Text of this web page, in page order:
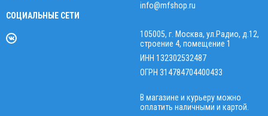
СОЦИАЛЬНЫЕ СЕТИ
info@mfshop.ru
105005, г. Москва, ул.Радио, д.12,
строение 4, помещение 1
ИНН 132302532487
ОГРН 314784704400433
В магазине и курьеру можно
оплатить наличными и картой.